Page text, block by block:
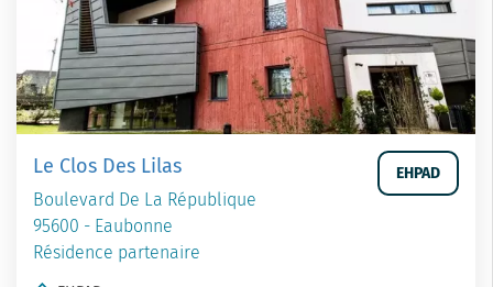
Le Clos Des Lilas
Boulevard De La République
95600 - Eaubonne
Résidence partenaire
EHPAD